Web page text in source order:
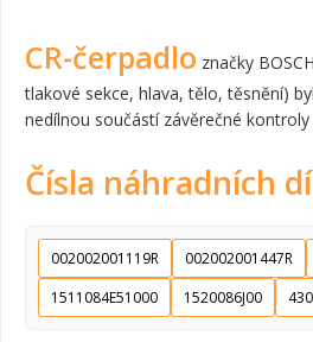
CR-čerpadlo značky
tlakové sekce, hlava, tělo, těsnění)
nedílnou součástí závěrečné
Čísla náhradních
002002001119R 002002001447R
1511084E51000
1520086J00